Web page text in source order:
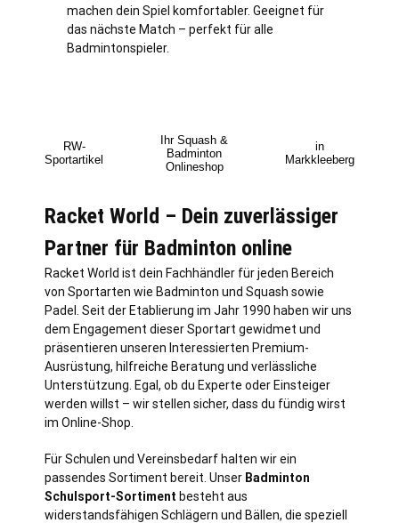
machen dein Spiel komfortabler. Geeignet für
das nächste Match – perfekt für alle
Badmintonspieler.
RW-
Sportartikel
Ihr Squash &
Badminton
Onlineshop
in
Markkleeberg
Racket World – Dein zuverlässiger
Partner für Badminton online
Racket World ist dein Fachhändler für jeden Bereich
von Sportarten wie Badminton und Squash sowie
Padel. Seit der Etablierung im Jahr 1990 haben wir uns
dem Engagement dieser Sportart gewidmet und
präsentieren unseren Interessierten Premium-
Ausrüstung, hilfreiche Beratung und verlässliche
Unterstützung. Egal, ob du Experte oder Einsteiger
werden willst – wir stellen sicher, dass du fündig wirst
im Online-Shop.
Für Schulen und Vereinsbedarf halten wir ein
passendes Sortiment bereit. Unser Badminton
Schulsport-Sortiment besteht aus
widerstandsfähigen Schlägern und Bällen, die speziell